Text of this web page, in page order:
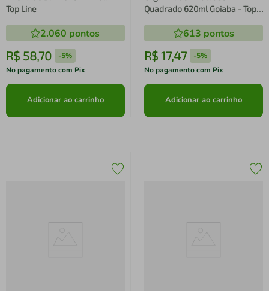
Top Line
2.060 pontos
R$ 58,70 -5%
No pagamento com Pix
Adicionar ao carrinho
Quadrado 620ml Goiaba - Top
613 pontos
R$ 17,47 -5%
No pagamento com Pix
Adicionar ao carrinho